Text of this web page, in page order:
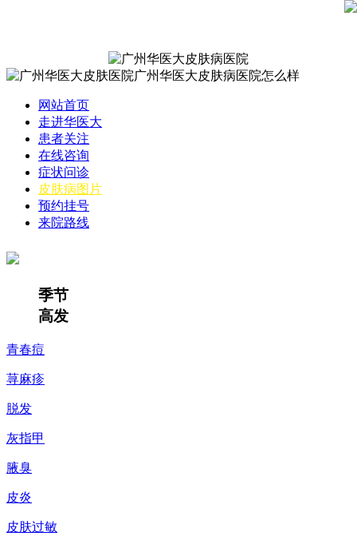
网站首页
走进华医大
患者关注
在线咨询
症状问诊
皮肤病图片
预约挂号
来院路线
季节
高发
青春痘
荨麻疹
脱发
灰指甲
腋臭
皮炎
皮肤过敏